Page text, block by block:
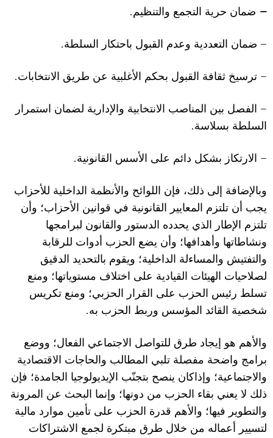
– ضمان حرية التجمع والتنظيم .
– ضمان التعددية وعدم القبول باحتكار السلطة.
– ترسيخ ثقافة القبول بحكم الأغلبية عن طريق الانتخابات.
– الفصل بين المناصب الانتخابية والإدارية لضمان استمرار
السلطة بسلاسة.
– الارتكاز بشكل دائم على الأسس القانونية.
وبالإضافة إلى ذلك، فإن اللوائح والأنظمة الداخلية للأحزاب
يجب أن تلتزم المعايير القانونية في قوانين الأحزاب؛ وأن
تلتزم الإطار الذي يحدده الدستور والقانون لبرامجها
ونشاطاتها وأهدافها؛ وأن يضع الحزب أدوات للرقابة
والتفتيش والمساءلة الداخلية؛ ويقوم بالتحديد الدقيق
لصلاحيات الهيئات القيادية على اختلاف مستوياتها؛ ومنع
تسلط رئيس الحزب على القرار الحزبي؛ ومنع تكريس
شخصية القائد المؤسس وربط الحزب به.
والأهم هو إيجاد طرق للتواصل الاجتماعي الفعال؛ ووضع
برامج واضحة مفصلة تلبي المطالب والحاجات الاقتصادية
والاجتماعية؛ وإذاكان ينصح بتجنّب الإيديولوجيا الجامدة؛ فإن
ذلك لا يعني بقاء الحزب من دونها؛ وإنما البحث عن المرونة
والتطوير فيها؛ والأهم قدرة الحزب على تأمين موارد مالية
لتسيير أعماله من خلال طرق مبتكرة لجمع الاشتراكات